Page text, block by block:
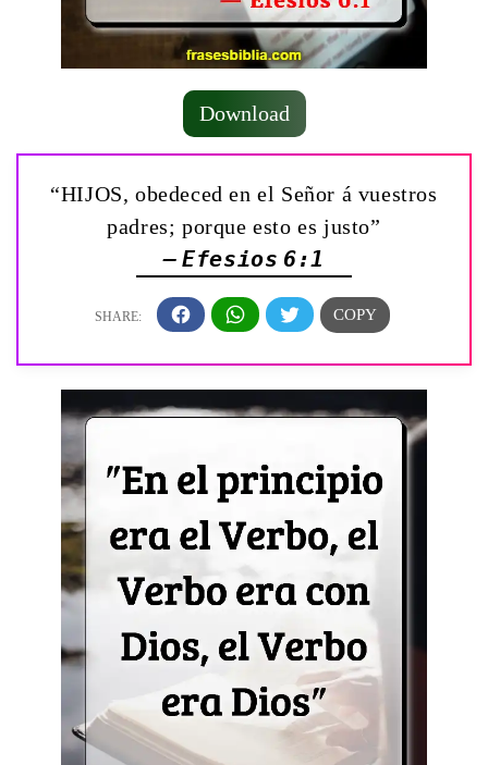
Download
“HIJOS, obedeced en el Señor á vuestros
padres; porque esto es justo”
— Efesios 6:1